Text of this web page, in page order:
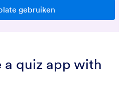
a quiz app with